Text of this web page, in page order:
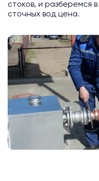
стоков, и разберемся
сточных вод цена.